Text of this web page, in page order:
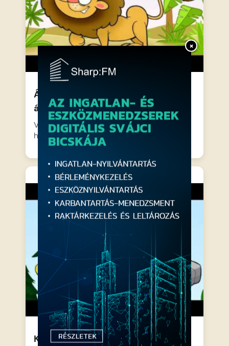
×
Állatos Ábécé – a magyar ABC
állatokkal
Vidám ritmusokra masíroznak fel az állatok,
hogy segítsenek megtanulni a…
Kerekmese: A Békakirály